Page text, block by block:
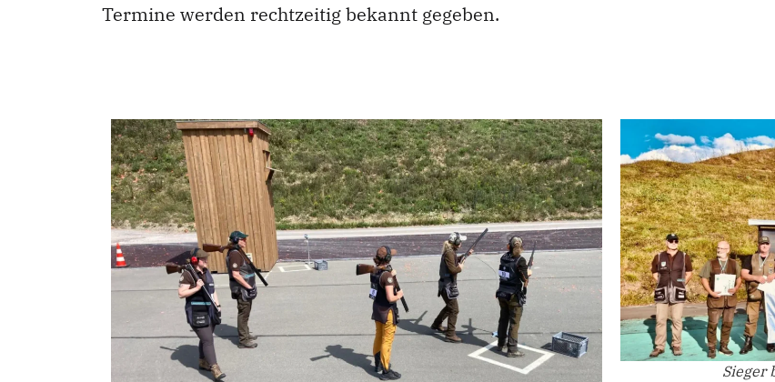
Termine werden rechtzeitig bekannt gegeben.
Sieger